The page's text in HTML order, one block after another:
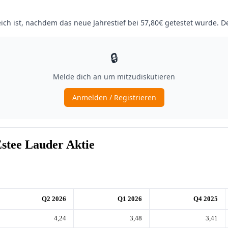
Lauder Aktie
Q2 2026 Q1 2026 Q4 2025
4,24 3,48 3,41